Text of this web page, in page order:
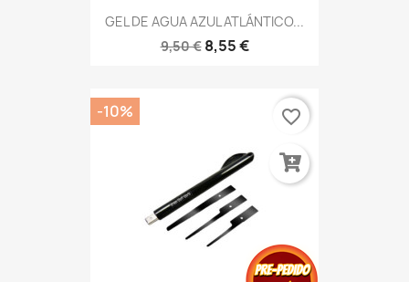
GEL DE AGUA AZUL ATLÁNTICO...
9,50 € 8,55 €
-10% favorite_border